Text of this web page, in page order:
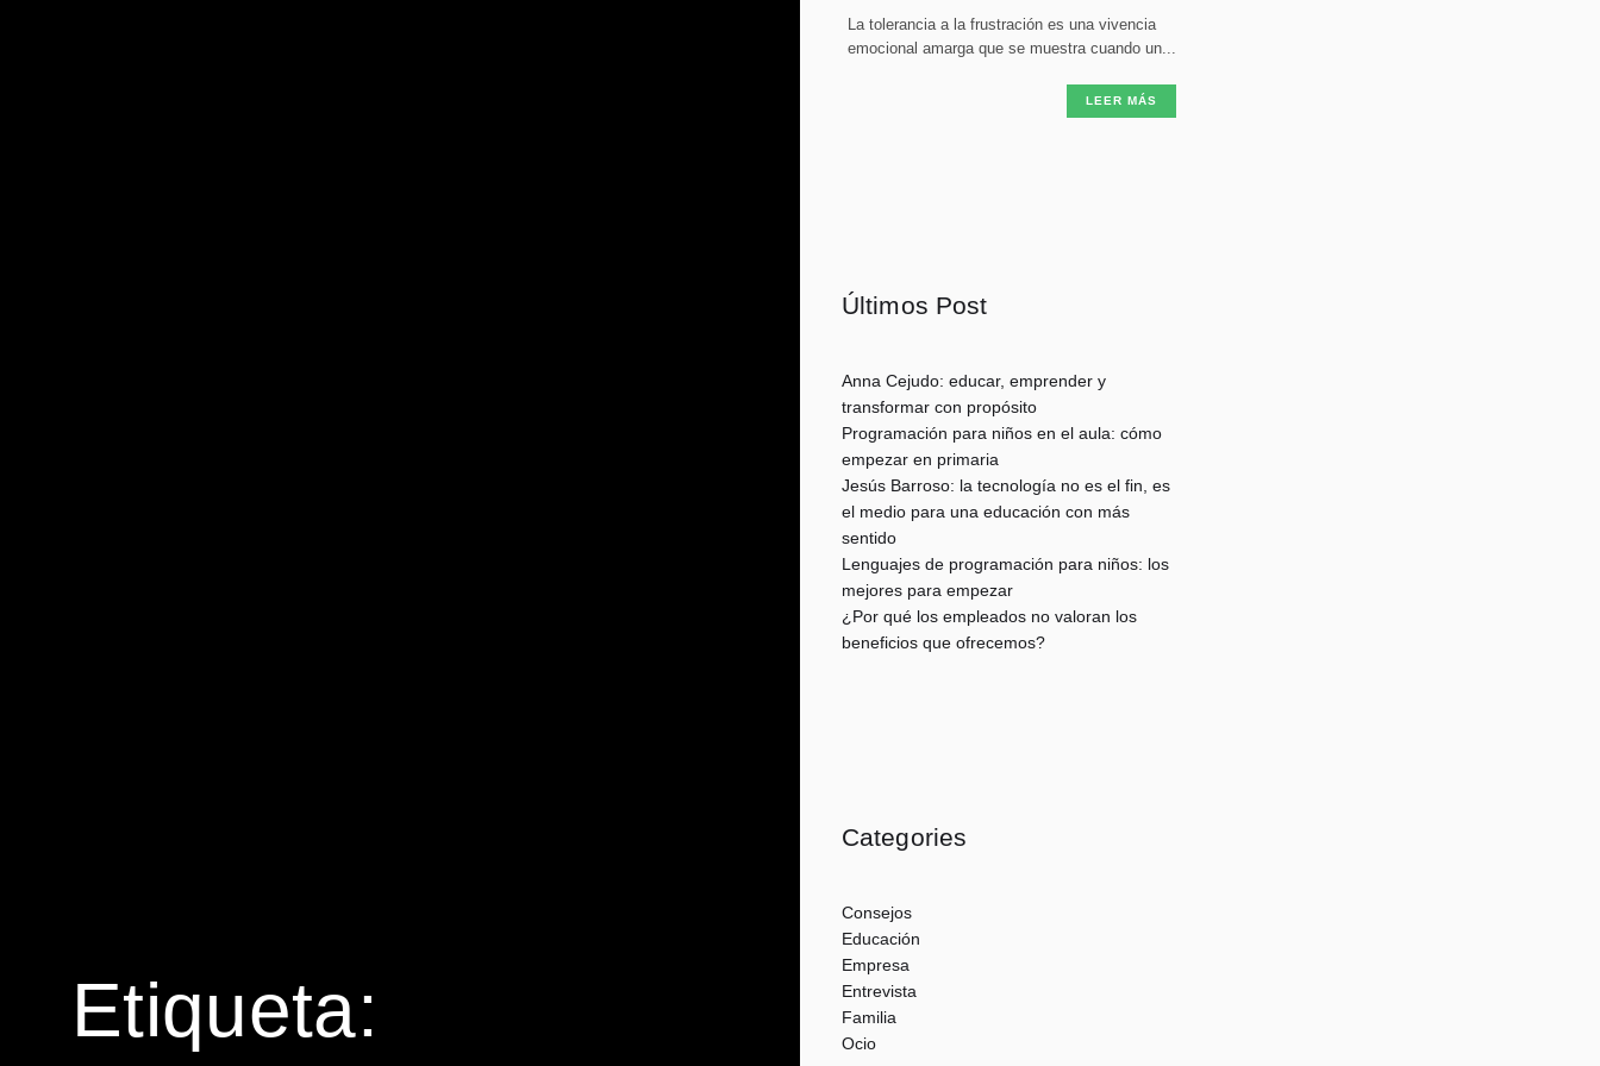
Etiqueta:
La tolerancia a la frustración es una vivencia
emocional amarga que se muestra cuando un...
LEER MÁS
Últimos Post
Anna Cejudo: educar, emprender y
transformar con propósito
Programación para niños en el aula: cómo
empezar en primaria
Jesús Barroso: la tecnología no es el fin, es
el medio para una educación con más
sentido
Lenguajes de programación para niños: los
mejores para empezar
¿Por qué los empleados no valoran los
beneficios que ofrecemos?
Categories
Consejos
Educación
Empresa
Entrevista
Familia
Ocio